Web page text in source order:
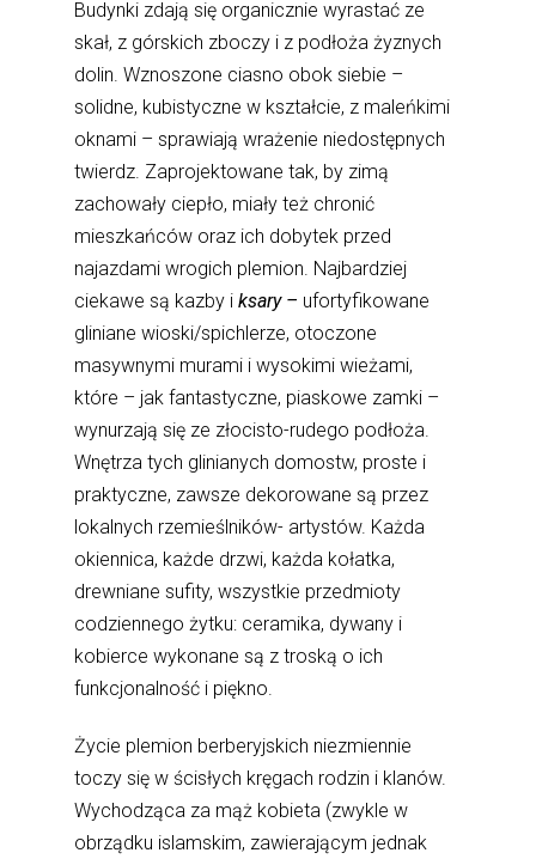
Budynki zdają się organicznie wyrastać ze
skał, z górskich zboczy i z podłoża żyznych
dolin. Wznoszone ciasno obok siebie –
solidne, kubistyczne w kształcie, z maleńkimi
oknami – sprawiają wrażenie niedostępnych
twierdz. Zaprojektowane tak, by zimą
zachowały ciepło, miały też chronić
mieszkańców oraz ich dobytek przed
najazdami wrogich plemion. Najbardziej
ciekawe są kazby iksary – ufortyfikowane
gliniane wioski/spichlerze, otoczone
masywnymi murami i wysokimi wieżami,
które – jak fantastyczne, piaskowe zamki –
wynurzają się ze złocisto-rudego podłoża.
Wnętrza tych glinianych domostw, proste i
praktyczne, zawsze dekorowane są przez
lokalnych rzemieślników- artystów. Każda
okiennica, każde drzwi, każda kołatka,
drewniane sufity, wszystkie przedmioty
codziennego żytku: ceramika, dywany i
kobierce wykonane są z troską o ich
funkcjonalność i piękno.
Życie plemion berberyjskich niezmiennie
toczy się w ścisłych kręgach rodzin i klanów.
Wychodząca za mąż kobieta (zwykle w
obrządku islamskim, zawierającym jednak